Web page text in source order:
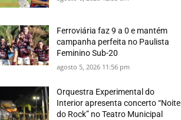
Ferroviária faz 9 a 0 e mantém
campanha perfeita no Paulista
Feminino Sub-20
agosto 5, 2026 11:56 pm
Orquestra Experimental do
Interior apresenta concerto “Noite
do Rock” no Teatro Municipal